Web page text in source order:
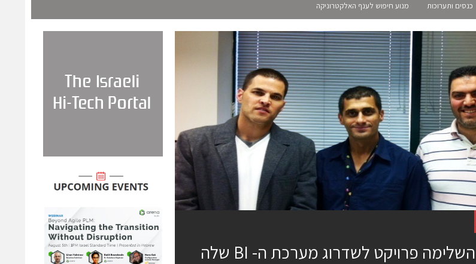
כנסים ותערוכות מנוע חיפוש לענף האלקטרוניקה
חברת Yes השלימה פרויקט לשדרוג מערכת ה- BI שלה